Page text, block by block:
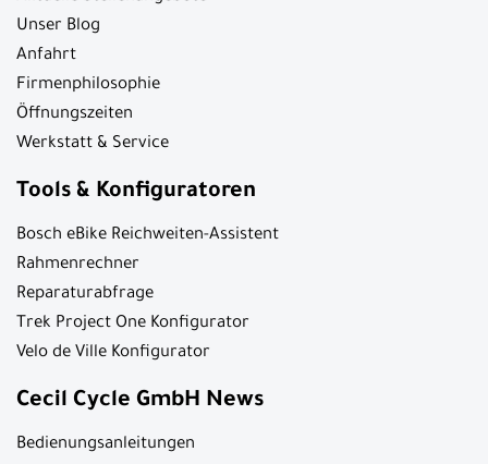
Registrierung
Warenkorb
Artikelverfügbarkeit
Über uns
Kontakt
Unser Blog
Anfahrt
Firmenphilosophie
Öffnungszeiten
Werkstatt & Service
Tools & Konfiguratoren
Bosch eBike Reichweiten-Assistent